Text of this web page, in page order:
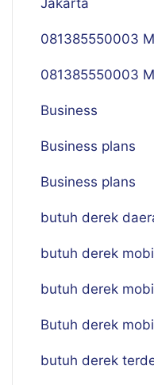
Jakarta
081385550003
081385550003
Business
Business plans
Business plans
butuh derek
butuh derek
butuh derek
Butuh derek
butuh derek